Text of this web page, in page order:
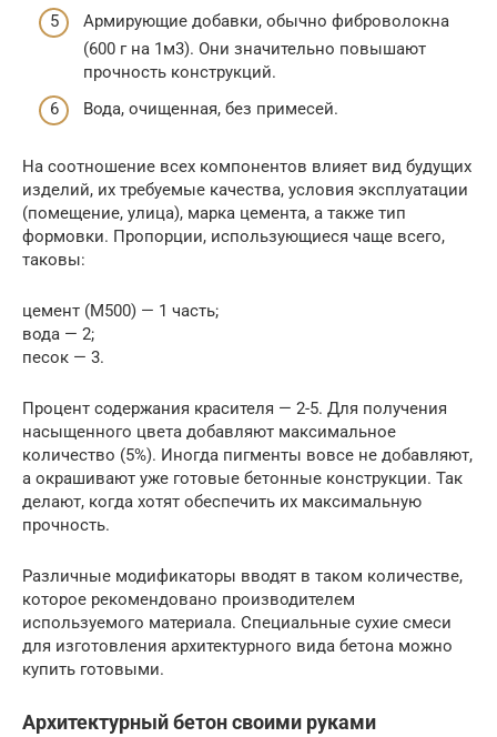
Армирующие добавки, обычно фиброволокна
(600 г на 1м3). Они значительно повышают
прочность конструкций.
Вода, очищенная, без примесей.
На соотношение всех компонентов влияет вид будущих
изделий, их требуемые качества, условия эксплуатации
(помещение, улица), марка цемента, а также тип
формовки. Пропорции, использующиеся чаще всего,
таковы:
цемент (М500) — 1 часть;
вода — 2;
песок — 3.
Процент содержания красителя — 2-5. Для получения
насыщенного цвета добавляют максимальное
количество (5%). Иногда пигменты вовсе не добавляют,
а окрашивают уже готовые бетонные конструкции. Так
делают, когда хотят обеспечить их максимальную
прочность.
Различные модификаторы вводят в таком количестве,
которое рекомендовано производителем
используемого материала. Специальные сухие смеси
для изготовления архитектурного вида бетона можно
купить готовыми.
Архитектурный бетон своими руками